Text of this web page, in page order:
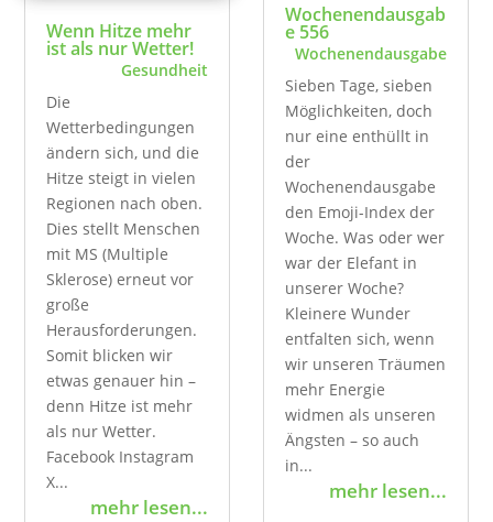
Wenn Hitze mehr
ist als nur Wetter!
Gesundheit
Die
Wetterbedingungen
ändern sich, und die
Hitze steigt in vielen
Regionen nach oben.
Dies stellt Menschen
mit MS (Multiple
Sklerose) erneut vor
große
Herausforderungen.
Somit blicken wir
etwas genauer hin –
denn Hitze ist mehr
als nur Wetter.
Facebook Instagram
X...
mehr lesen...
Wochenendausgab
e 556
Wochenendausgabe
Sieben Tage, sieben
Möglichkeiten, doch
nur eine enthüllt in
der
Wochenendausgabe
den Emoji-Index der
Woche. Was oder wer
war der Elefant in
unserer Woche?
Kleinere Wunder
entfalten sich, wenn
wir unseren Träumen
mehr Energie
widmen als unseren
Ängsten – so auch
in...
mehr lesen...